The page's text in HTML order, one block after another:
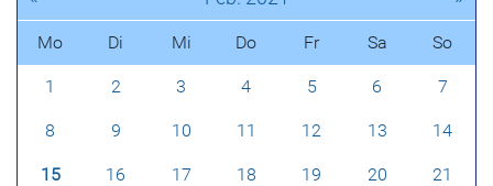
Mo Di Mi Do Fr Sa So
1 2 3 4 5 6 7
8 9 10 11 12 13 14
15 16 17 18 19 20 21